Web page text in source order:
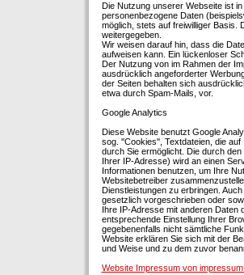
Die Nutzung unserer Webseite ist
personenbezogene Daten
möglich, stets auf freiwilliger Basis.
weitergegeben.
Wir weisen darauf hin, dass die
aufweisen kann. Ein lückenloser
Der Nutzung von im Rahmen der
ausdrücklich angeforderter
der Seiten behalten sich
etwa durch Spam-Mails, vor.
Google Analytics
Diese Website benutzt Google
sog. ''Cookies'', Textdateien, die
durch Sie ermöglicht. Die durch
Ihrer IP-Adresse) wird an einen
Informationen benutzen, um Ihre
Websitebetreiber
Dienstleistungen zu erbringen.
gesetzlich vorgeschrieben oder
Ihre IP-Adresse mit anderen Daten
entsprechende Einstellung Ihrer
gegebenenfalls nicht sämtliche
Website erklären Sie sich mit der
und Weise und zu dem zuvor
Website Impressum von